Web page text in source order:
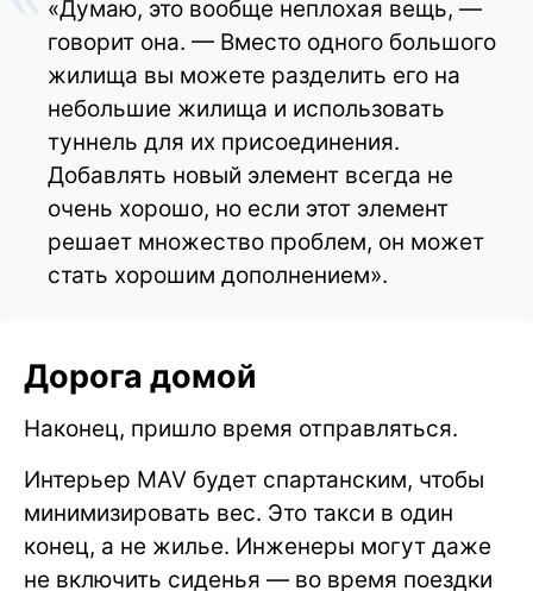
«Думаю, это вообще неплохая вещь, —
говорит она. — Вместо одного большого
жилища вы можете разделить его на
небольшие жилища и использовать
туннель для их присоединения.
Добавлять новый элемент всегда не
очень хорошо, но если этот элемент
решает множество проблем, он может
стать хорошим дополнением».
Дорога домой
Наконец, пришло время отправляться.
Интерьер MAV будет спартанским, чтобы
минимизировать вес. Это такси в один
конец, а не жилье. Инженеры могут даже
не включить сиденья — во время поездки